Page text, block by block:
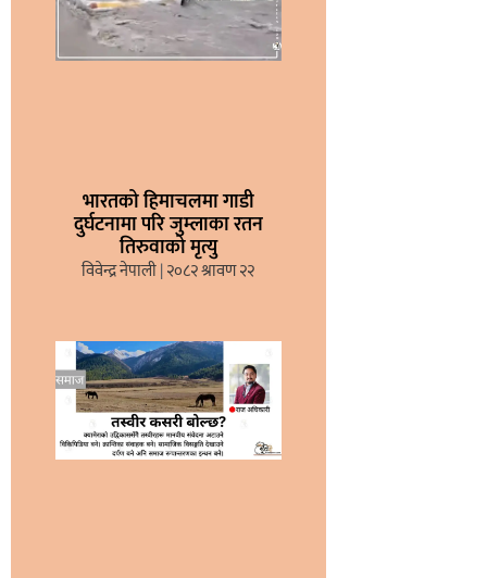
भारतको हिमाचलमा गाडी
दुर्घटनामा परि जुम्लाका रतन
तिरुवाको मृत्यु
विवेन्द्र नेपाली २०८२ श्रावण २२